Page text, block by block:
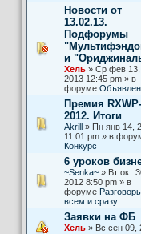
Новости от
13.02.13.
Подфорумы
и
Хель » Ср фев 13,
2013 12:45 pm » в
форуме
Премия RXWP-
2012. Итоги
Akrill » Пн янв 14,
11:01 pm » в
Конкурс
6 уроков
~Senka~ » Вт окт
2012 8:50 pm » в
форуме
всем и сразу
Заявки на ФБ
Хель » Вс сен 09,